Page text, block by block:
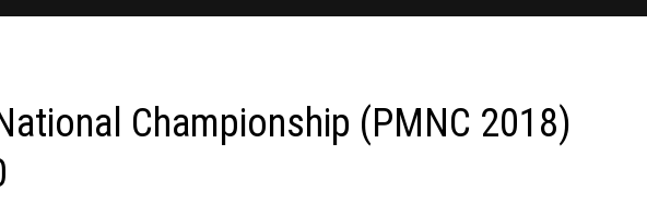
Championship (PMNC 2018)